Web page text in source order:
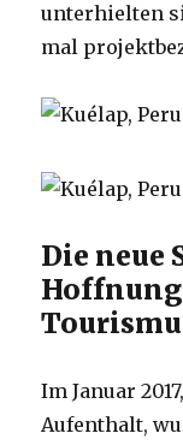
unterhielten
mal
Die neue
Im Januar
Aufenthalt,